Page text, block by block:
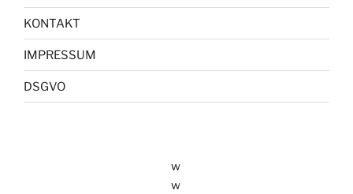
KONTAKT
IMPRESSUM
DSGVO
w
w